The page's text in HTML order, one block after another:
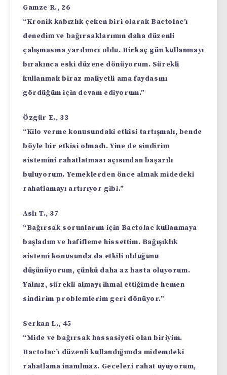
Gamze R., 26
“Kronik kabızlık çeken biri olarak Bactolac’ı
denedim ve bağırsaklarımın daha düzenli
çalışmasına yardımcı oldu. Birkaç gün kullanmayı
bırakınca eski düzene dönüyorum. Sürekli
kullanmak biraz maliyetli ama faydasını
gördüğüm için devam ediyorum.”
Özgür E., 33
“Kilo verme konusundaki etkisi tartışmalı, bende
böyle bir etkisi olmadı. Yine de sindirim
sistemini rahatlatması açısından başarılı
buluyorum. Yemeklerden önce almak midedeki
rahatlamayı artırıyor gibi.”
Aslı T., 37
“Bağırsak sorunlarım için Bactolac kullanmaya
başladım ve hafifleme hissettim. Bağışıklık
sistemi konusunda da etkili olduğunu
düşünüyorum, çünkü daha az hasta oluyorum.
Yalnız, sürekli almayı ihmal ettiğimde hemen
sindirim problemlerim geri dönüyor.”
Serkan L., 45
“Mide ve bağırsak hassasiyeti olan biriyim.
Bactolac’ı düzenli kullandığımda midemdeki
rahatlama inanılmaz. Geceleri rahat uyuyorum,